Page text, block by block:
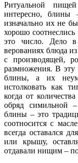
Ритуальной
интересно, блины
изначально их не
хорошо
это число. Дело
верованиях блюда
с производящей,
размножения. В
блины, а их
истолковать как
когда от
обряд симильной
блины – это
соотносится с
всегда оставался
или крышу,
отдавали нищим –